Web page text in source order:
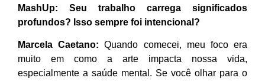
MashUp:
Seu trabalho carrega significados
profundos? Isso sempre foi intencional?
Marcela Caetano:Quando comecei, meu foco era
muito em como a arte impacta nossa vida,
especialmente a saúde mental. Se você olhar para o